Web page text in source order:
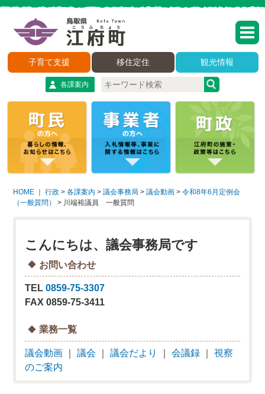
子育て支援 移住定住 観光情報
各課案内
HOME ｜行政 >各課案内 >議会事務局 >議会動画 >令和8年6月定例会
（一般質問）
> 川端裕議員 一般質問
こんにちは、議会事務局です
お問い合わせ
TEL0859-75-3307
FAX 0859-75-3411
業務一覧
議会動画 ｜議会 ｜議会だより ｜会議録 ｜視察
のご案内